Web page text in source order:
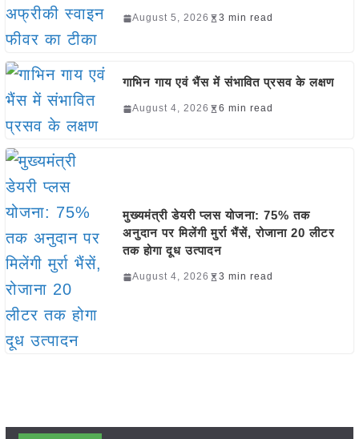
August 5, 2026 3 min read
गाभिन गाय एवं भैंस में संभावित प्रसव के लक्षण
August 4, 2026 6 min read
मुख्यमंत्री डेयरी प्लस योजना: 75% तक
अनुदान पर मिलेंगी मुर्रा भैंसें, रोजाना 20 लीटर
तक होगा दूध उत्पादन
August 4, 2026 3 min read